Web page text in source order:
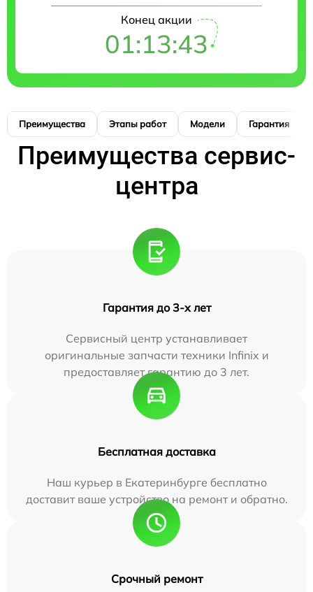
Конец акции
01:13:42
Преимущества Этапы работ Модели Гарантия
Преимущества сервис-
центра
Гарантия до 3-х лет
Сервисный центр устанавливает
оригинальные запчасти техники Infinix и
предоставляет гарантию до 3 лет.
Бесплатная доставка
Наш курьер в Екатеринбурге бесплатно
доставит ваше устройство на ремонт и обратно.
Срочный ремонт